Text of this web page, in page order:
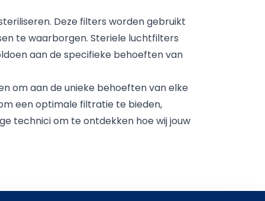
Deze filters worden gebruikt
te waarborgen. Steriele luchtfilters
aan de specifieke behoeften van
om aan de unieke behoeften van elke
een optimale filtratie te bieden,
technici om te ontdekken hoe wij jouw